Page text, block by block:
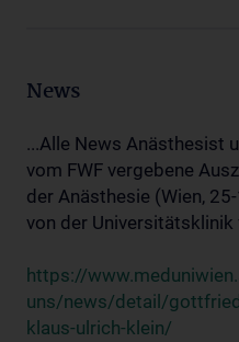
News
...Alle News Anästhesist
vom FWF vergebene
der Anästhesie (Wien,
von der Universitätsklinik
https://
uns/news/detail/
klaus-ulrich-klein/